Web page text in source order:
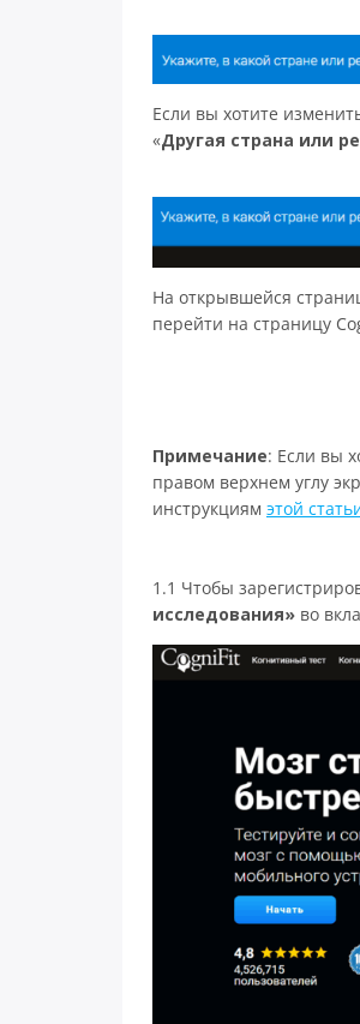
Если вы хотите
«Другая страна или
На открывшейся
перейти на страницу
Примечание: Если вы
правом верхнем углу
инструкциям этой
1.1 Чтобы
исследования» во